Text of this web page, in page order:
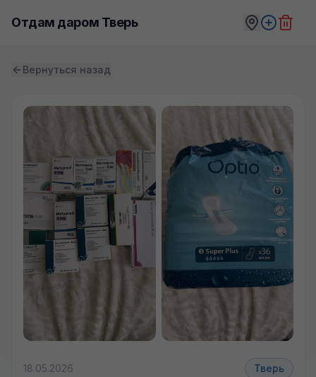
Отдам даром Тверь
Вернуться назад
18.05.2026 Тверь